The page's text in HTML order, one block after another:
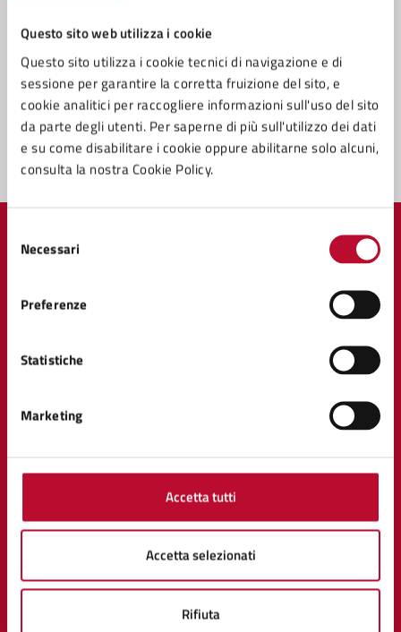
Questo sito web utilizza i cookie
Questo sito utilizza i cookie tecnici di navigazione e di
sessione per garantire la corretta fruizione del sito, e
cookie analitici per raccogliere informazioni sull'uso del sito
da parte degli utenti. Per saperne di più sull'utilizzo dei dati
e su come disabilitare i cookie oppure abilitarne solo alcuni,
consulta la nostra Cookie Policy.
delNecessari
Preferenze
Statistiche
Marketing
Accetta tutti
Accetta selezionati
Rifiuta
Prenota appuntamento
Problemi in città
Segnala disservizio
Comune di Volterra
AMMINISTRAZIONE
Aree amministrative
Uffici
Politici
Personale amministrativo
CATEGORIE DI SERVIZIO